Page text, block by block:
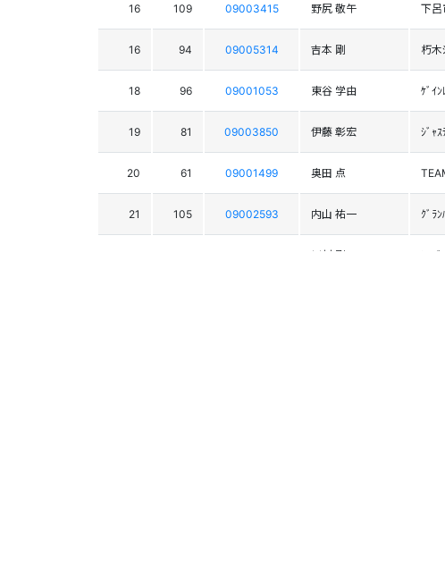
16 109 09003415 野尻 敬午 下呂
16 94 09005314 吉本 剛 朽木
18 96 09001053 東谷 学由 ｹﾞｲﾝ
19 81 09003850 伊藤 彰宏 ｼﾞｬｽ
20 61 09001499 奥田 点
21 105 09002593 内山 祐一 ｸﾞﾗﾝ
川村 剛 ｼﾙﾊ